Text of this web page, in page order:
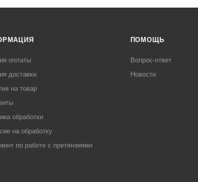
оплаты
доставки
на товар
обработки
на обработку
по работе с претензиями
ПОМОЩЬ
Вопрос-ответ
Новости